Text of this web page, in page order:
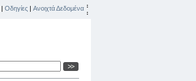
| Οδηγίες | Ανοιχτά Δεδομένα